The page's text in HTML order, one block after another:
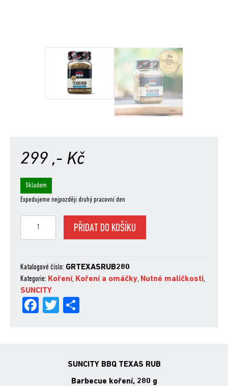
299 ,- Kč
Skladem
Expedujeme nejpozději druhý pracovní den
Barbecue
koření,
280
množství
PŘIDAT DO KOŠÍKU
Katalogové číslo: GRTEXASRUB280
Kategorie: Koření, Koření a omáčky, Nutné maličkosti,
SUNCITY
Fa
Tw
SUNCITY BBQ TEXAS RUB
Barbecue koření, 280 g